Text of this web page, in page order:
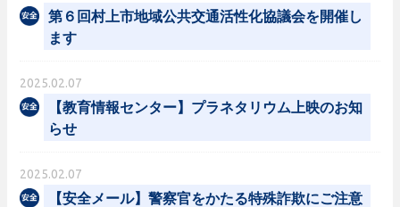
第６回村上市地域公共交通活性化協議会を開催し
ます
2025.02.07
【教育情報センター】プラネタリウム上映のお知
らせ
2025.02.07
【安全メール】警察官をかたる特殊詐欺にご注意